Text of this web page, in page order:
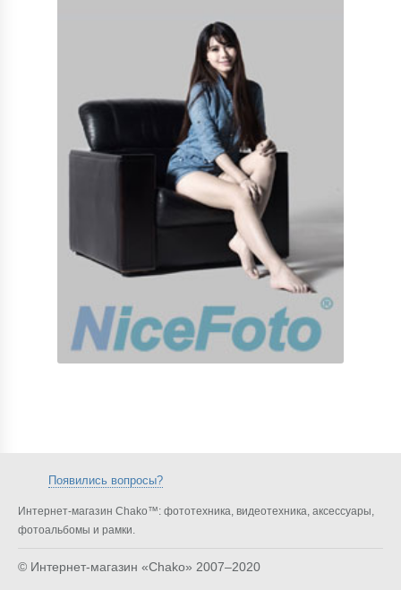
Появились вопросы?
Интернет-магазин Chako™: фототехника, видеотехника, аксессуары,
фотоальбомы и рамки.
© Интернет-магазин «Chako» 2007–2020